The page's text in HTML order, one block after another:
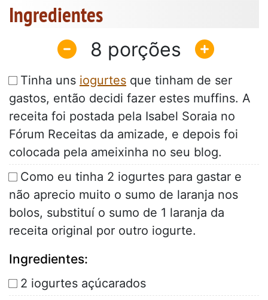
Ingredientes
8
Tinha uns iogurtes que tinham de ser
gastos, então decidi fazer estes muffins. A
receita foi postada pela Isabel Soraia no
Fórum Receitas da amizade, e depois foi
colocada pela ameixinha no seu blog.
Como eu tinha 2 iogurtes para gastar e
não aprecio muito o sumo de laranja nos
bolos, substituí o sumo de 1 laranja da
receita original por outro iogurte.
Ingredientes:
2 iogurtes açúcarados